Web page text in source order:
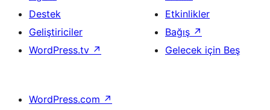
Destek
Geliştiriciler
WordPress.tv ↗
Etkinlikler
Bağış ↗
Gelecek için Beş
WordPress.com ↗